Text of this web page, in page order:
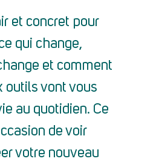
et concret pour
qui change,
et comment
outils vont vous
au quotidien. Ce
de voir
votre nouveau